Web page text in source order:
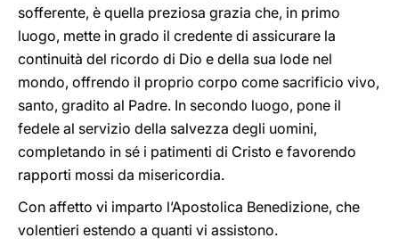
sofferente, è quella preziosa grazia che, in primo
luogo, mette in grado il credente di assicurare la
continuità del ricordo di Dio e della sua lode nel
mondo, offrendo il proprio corpo come sacrificio vivo,
santo, gradito al Padre. In secondo luogo, pone il
fedele al servizio della salvezza degli uomini,
completando in sé i patimenti di Cristo e favorendo
rapporti mossi da misericordia.
Con affetto vi imparto l’Apostolica Benedizione, che
volentieri estendo a quanti vi assistono.